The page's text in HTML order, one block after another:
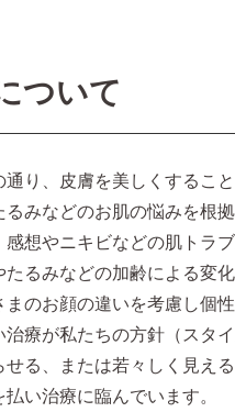
ついて
通り、皮膚を美しくするこ
みなどのお肌の悩みを根
想やニキビなどの肌トラ
るみなどの加齢による変
のお顔の違いを考慮し個
療が私たちの方針（スタイ
る、または若々しく見え
い治療に臨んでいます。